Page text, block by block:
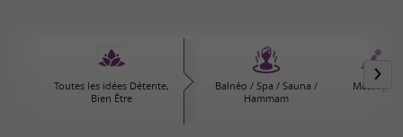
Toutes les idées Détente,
Bien Être
Balnéo / Spa / Sauna /
Hammam
Massages